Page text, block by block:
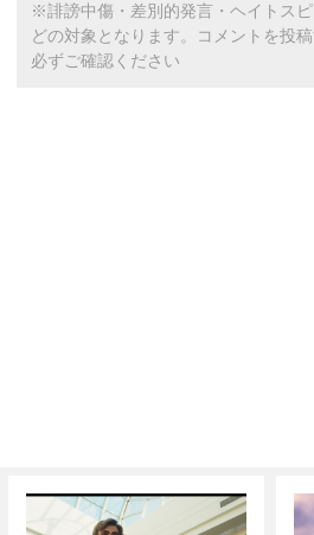
※誹謗中傷・差別的発言・ヘイトス
どの対象となります。コメントを投
必ずご確認ください